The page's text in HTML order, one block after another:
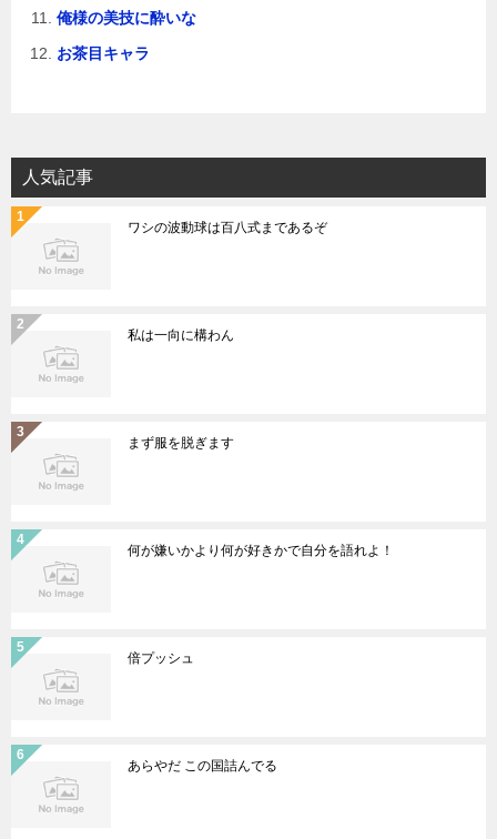
俺様の美技に酔いな
お茶目キャラ
人気記事
ワシの波動球は百八式まであるぞ
私は一向に構わん
まず服を脱ぎます
何が嫌いかより何が好きかで自分を語れよ！
倍プッシュ
あらやだ この国詰んでる